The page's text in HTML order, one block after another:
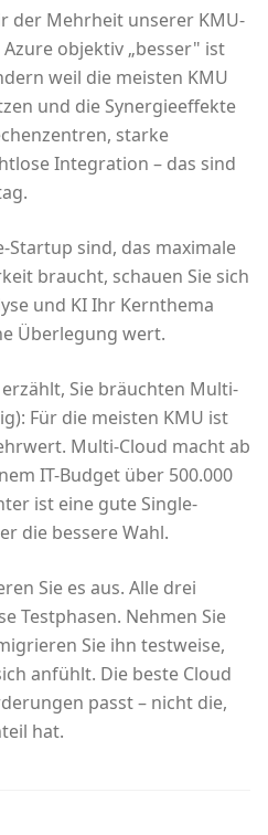
der Mehrheit unserer KMU-
objektiv „besser" ist
weil die meisten KMU
und die Synergieeffekte
starke
Integration – das sind
Startup sind, das maximale
braucht, schauen Sie sich
und KI Ihr Kernthema
Überlegung wert.
Sie bräuchten Multi-
Für die meisten KMU ist
Multi-Cloud macht ab
IT-Budget über 500.000
ist eine gute Single-
die bessere Wahl.
Sie es aus. Alle drei
Testphasen. Nehmen Sie
Sie ihn testweise,
anfühlt. Die beste Cloud
passt – nicht die,
hat.